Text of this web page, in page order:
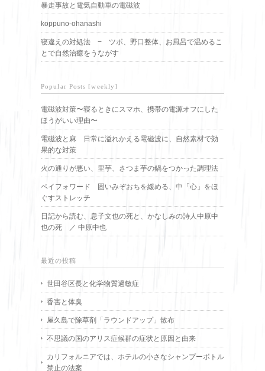
暴走事故と電気自動車の電磁波
koppuno-ohanashi
寝違えの対処法 − ツボ、野口整体、お風呂で温めるこ
とで自然治癒をうながす
Popular Posts [weekly]
電磁波対策〜寝るときにスマホ、携帯の電源オフにした
ほうがいい理由〜
電磁波と麻 日常に溢れかえる電磁波に、自然素材で効
果的な対策
火の通りが悪い、里芋、さつま芋の鍋をつかった調理法
ペイフォワード 固いみぞおちを緩める、中「心」をほ
ぐすストレッチ
日記から読む、息子文也の死と、かなしみの詩人中原中
也の死 ／ 中原中也
最近の投稿
世田谷区長と化学物質過敏症
香害と体臭
屋久島で除草剤「ラウンドアップ」散布
不思議の国のアリス症候群の症状と原因と由来
カリフォルニアでは、ホテルの小さなシャンプーボトル
禁止の法案